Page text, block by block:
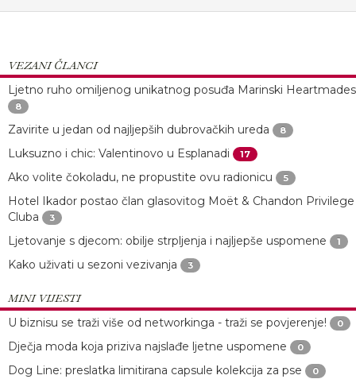
VEZANI ČLANCI
Ljetno ruho omiljenog unikatnog posuđa Marinski Heartmades
8
Zavirite u jedan od najljepših dubrovačkih ureda 8
Luksuzno i chic: Valentinovo u Esplanadi 17
Ako volite čokoladu, ne propustite ovu radionicu 5
Hotel Ikador postao član glasovitog Moët & Chandon Privilege
Cluba
3
Ljetovanje s djecom: obilje strpljenja i najljepše uspomene 1
Kako uživati u sezoni vezivanja 3
MINI VIJESTI
U biznisu se traži više od networkinga - traži se povjerenje!
0
Dječja moda koja priziva najslađe ljetne uspomene 0
Dog Line: preslatka limitirana capsule kolekcija za pse 0